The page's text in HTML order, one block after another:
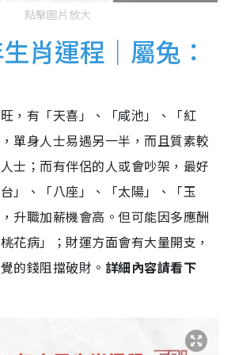
點擊圖片放大
肖運程｜屬兔：
，有「天喜」、「咸池」、「紅
單身人士易遇另一半，而且質素較
士；而有伴侶的人或會吵架，最好
」、「八座」、「太陽」、「玉
升職加薪機會高。但可能因多應酬
花病」；財運方面會有大量開支，
的錢阻擋破財。 詳細內容請看下